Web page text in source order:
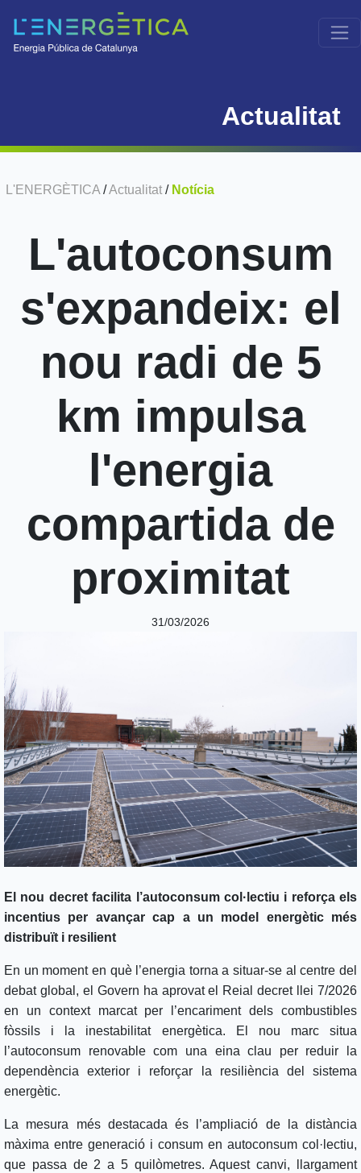
Actualitat
L'ENERGÈTICA /Actualitat / Notícia
L'autoconsum
s'expandeix: el
nou radi de 5
km impulsa
l'energia
compartida de
proximitat
31/03/2026
El nou decret facilita l’autoconsum col·lectiu i reforça els
incentius per avançar cap a un model energètic més
distribuït i resilient
En un moment en què l’energia torna a situar-se al centre del
debat global, el Govern ha aprovat el Reial decret llei 7/2026
en un context marcat per l’encariment dels combustibles
fòssils i la inestabilitat energètica. El nou marc situa
l’autoconsum renovable com una eina clau per reduir la
dependència exterior i reforçar la resiliència del sistema
energètic.
La mesura més destacada és l’ampliació de la distància
màxima entre generació i consum en autoconsum col·lectiu,
que passa de 2 a 5 quilòmetres. Aquest canvi, llargament